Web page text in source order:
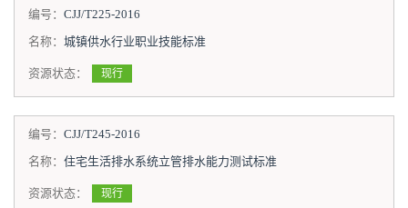
编号： CJJ/T225-2016
名称： 城镇供水行业职业技能标准
资源状态： 现行
编号： CJJ/T245-2016
名称： 住宅生活排水系统立管排水能力测试标准
资源状态： 现行